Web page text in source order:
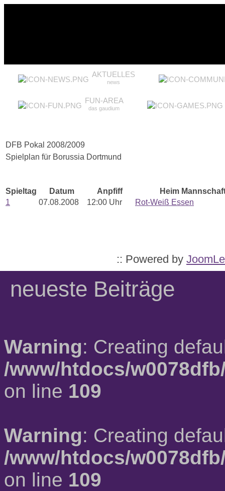
AKTUELLES
news
FUN-AREA
das gaudium
DFB Pokal 2008/2009
Spielplan für Borussia Dortmund
Spieltag Datum Anpfiff
Heim
1
07.08.2008 12:00 Uhr Rot-Weiß Essen
:: Powered by
neueste Beiträge
Warning: Creating
/www/htdocs/
on line 109
Warning: Creating
/www/htdocs/
on line 109